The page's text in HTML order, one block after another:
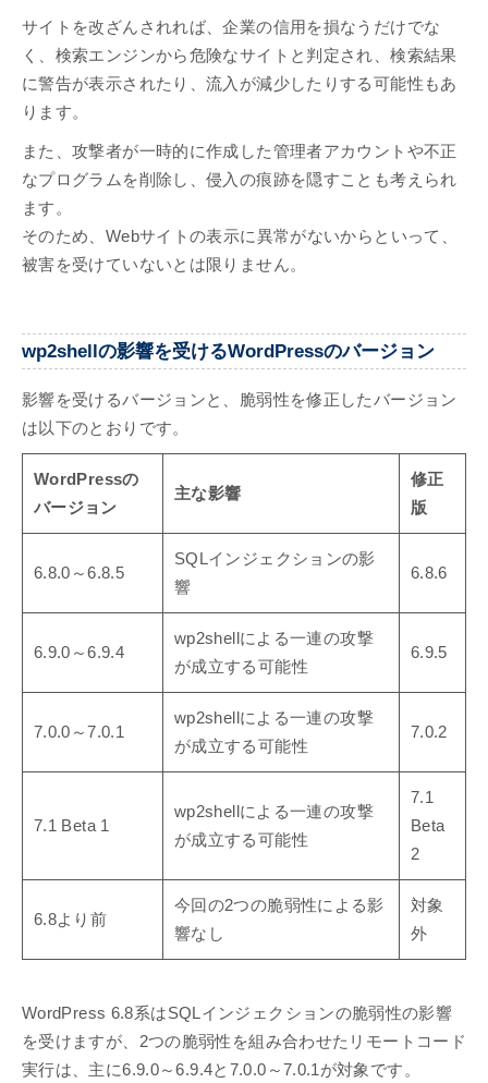
サイトを改ざんされれば、企業の信用を損なうだけでな
く、検索エンジンから危険なサイトと判定され、検索結果
に警告が表示されたり、流入が減少したりする可能性もあ
ります。
また、攻撃者が一時的に作成した管理者アカウントや不正
なプログラムを削除し、侵入の痕跡を隠すことも考えられ
ます。
そのため、Webサイトの表示に異常がないからといって、
被害を受けていないとは限りません。
wp2shellの影響を受けるWordPressのバージョン
影響を受けるバージョンと、脆弱性を修正したバージョン
は以下のとおりです。
WordPressの
バージョン
主な影響
修正
版
6.8.0～6.8.5
SQLインジェクションの影
響
6.8.6
6.9.0～6.9.4
wp2shellによる一連の攻撃
が成立する可能性
6.9.5
7.0.0～7.0.1
wp2shellによる一連の攻撃
が成立する可能性
7.0.2
7.1 Beta 1
wp2shellによる一連の攻撃
が成立する可能性
7.1
Beta
2
6.8より前
今回の2つの脆弱性による影
響なし
対象
外
WordPress 6.8系はSQLインジェクションの脆弱性の影響
を受けますが、2つの脆弱性を組み合わせたリモートコード
実行は、主に6.9.0～6.9.4と7.0.0～7.0.1が対象です。